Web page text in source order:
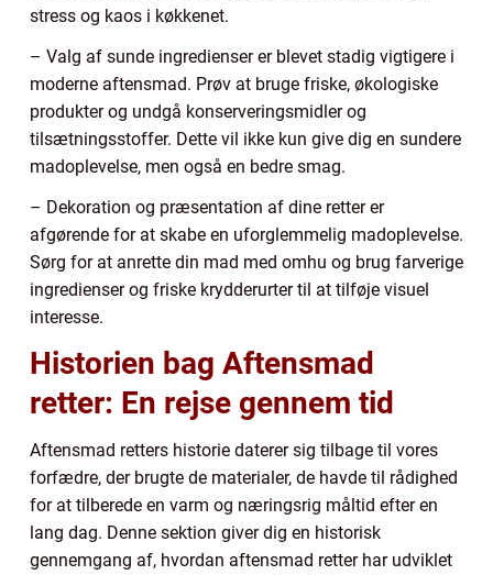
stress og kaos i køkkenet.
– Valg af sunde ingredienser er blevet stadig vigtigere i
moderne aftensmad. Prøv at bruge friske, økologiske
produkter og undgå konserveringsmidler og
tilsætningsstoffer. Dette vil ikke kun give dig en sundere
madoplevelse, men også en bedre smag.
– Dekoration og præsentation af dine retter er
afgørende for at skabe en uforglemmelig madoplevelse.
Sørg for at anrette din mad med omhu og brug farverige
ingredienser og friske krydderurter til at tilføje visuel
interesse.
Historien bag Aftensmad
retter: En rejse gennem tid
Aftensmad retters historie daterer sig tilbage til vores
forfædre, der brugte de materialer, de havde til rådighed
for at tilberede en varm og næringsrig måltid efter en
lang dag. Denne sektion giver dig en historisk
gennemgang af, hvordan aftensmad retter har udviklet